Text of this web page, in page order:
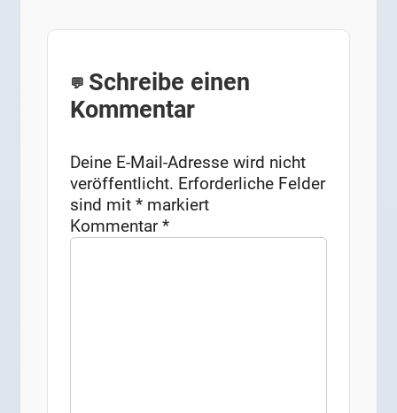
Schreibe einen
Kommentar
Deine E-Mail-Adresse wird nicht
veröffentlicht. Erforderliche Felder
sind mit* markiert
Kommentar*